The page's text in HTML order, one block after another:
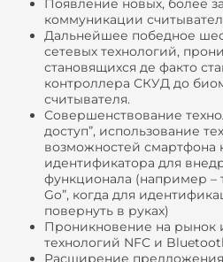
Появление новых, более
коммуникации
Дальнейшее победное
сетевых технологий,
становящихся де факто
контроллера СКУД до
считывателя.
Совершенствование
доступ”, использование
возможностей смартфона
идентификатора для
функционала (например –
Go”, когда для
повернуть в руках)
Проникновение на рынок
технологий NFC и
Расширение